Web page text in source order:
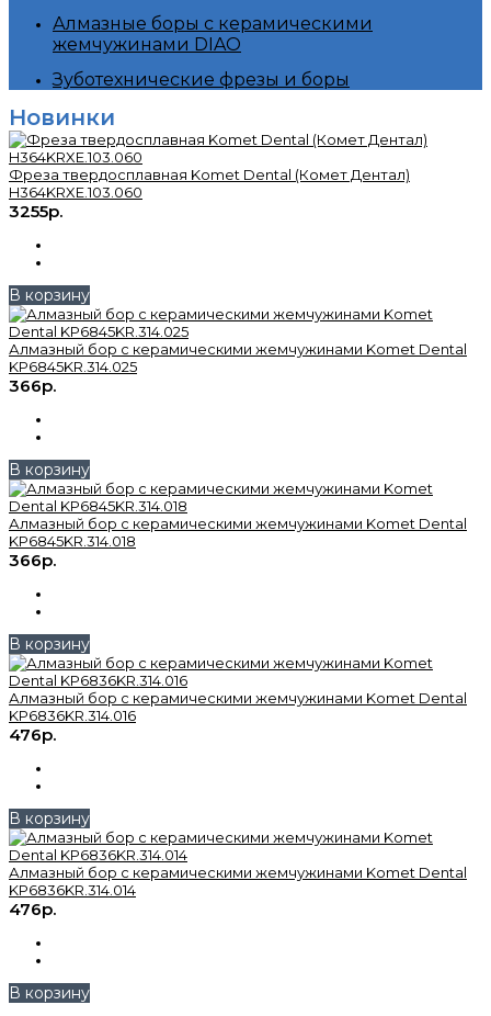
Алмазные боры с керамическими
жемчужинами DIAO
Зуботехнические фрезы и боры
Новинки
Фреза твердосплавная Komet Dental (Комет Дентал)
H364KRXE.103.060
3255р.
В корзину
Алмазный бор с керамическими жемчужинами Komet Dental
KP6845KR.314.025
366р.
В корзину
Алмазный бор с керамическими жемчужинами Komet Dental
KP6845KR.314.018
366р.
В корзину
Алмазный бор с керамическими жемчужинами Komet Dental
KP6836KR.314.016
476р.
В корзину
Алмазный бор с керамическими жемчужинами Komet Dental
KP6836KR.314.014
476р.
В корзину